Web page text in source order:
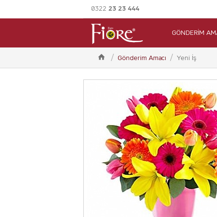
0322 23 23 444
GÖNDERİM
 Gönderim Amacı Yeni İş